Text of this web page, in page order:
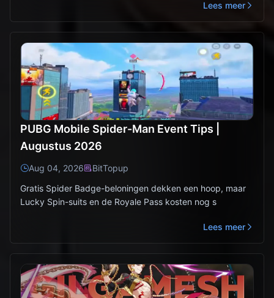
Lees meer
PUBG Mobile Spider-Man Event Tips |
Augustus 2026
Aug 04, 2026
BitTopup
Gratis Spider Badge-beloningen dekken een hoop, maar
Lucky Spin-suits en de Royale Pass kosten nog s
Lees meer